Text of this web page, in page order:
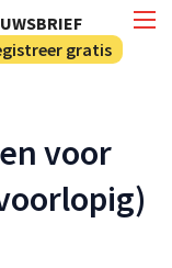
gratis
voor